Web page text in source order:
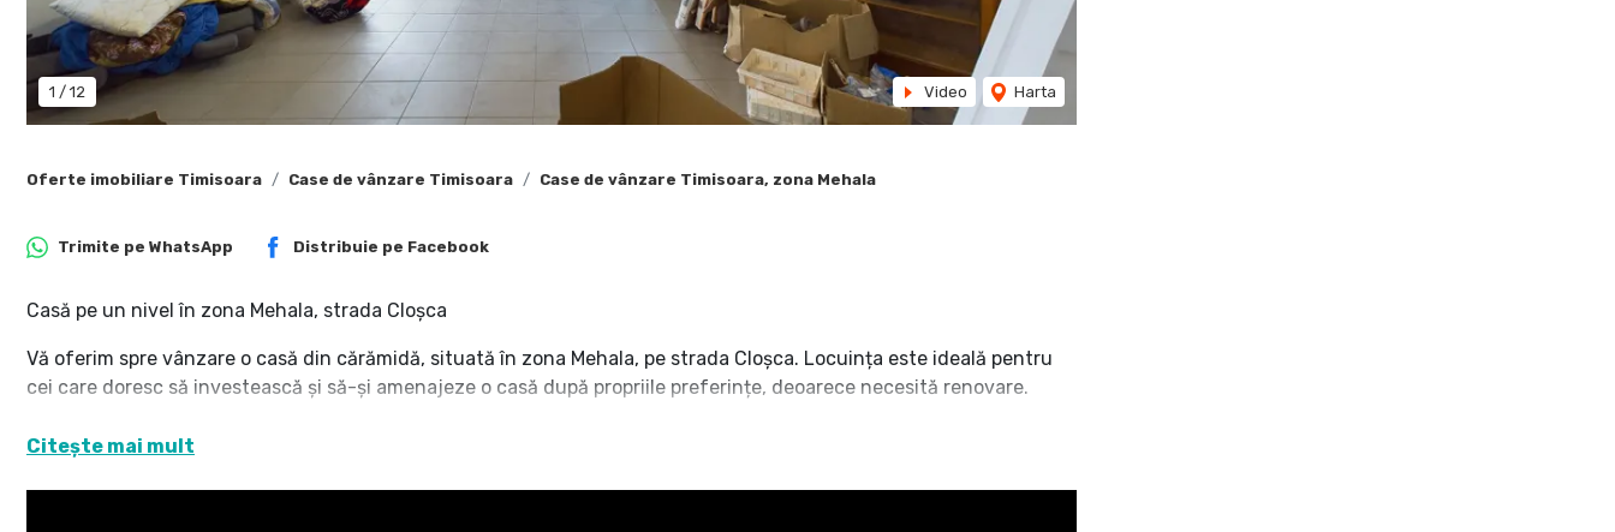
1 / 12 Video Harta
Oferte imobiliare Timisoara Case de vânzare Timisoara Case de vânzare Timisoara, zona Mehala
Trimite pe WhatsApp Distribuie pe Facebook
Casă pe un nivel în zona Mehala, strada Cloșca
Vă oferim spre vânzare o casă din cărămidă, situată în zona Mehala, pe strada Cloșca. Locuința este ideală pentru
cei care doresc să investească și să-și amenajeze o casă după propriile preferințe, deoarece necesită renovare.
Detalii proprietate:
Citește mai mult